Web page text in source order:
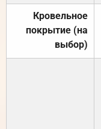
Кровельное
покрытие (на
выбор)